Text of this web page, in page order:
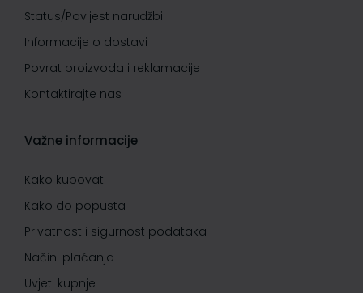
Status/Povijest narudžbi
Informacije o dostavi
Povrat proizvoda i reklamacije
Kontaktirajte nas
Važne informacije
Kako kupovati
Kako do popusta
Privatnost i sigurnost podataka
Načini plaćanja
Uvjeti kupnje